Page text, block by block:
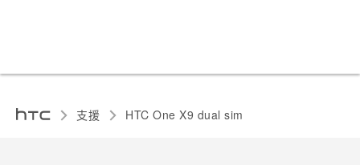
支援 HTC One X9 dual sim‎